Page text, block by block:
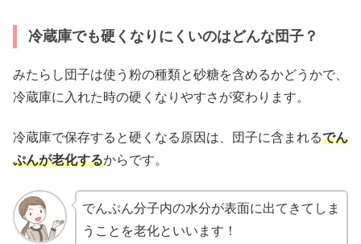
冷蔵庫でも硬くなりにくいのはどんな団子？
みたらし団子は使う粉の種類と砂糖を含めるかどうかで、
冷蔵庫に入れた時の硬くなりやすさが変わります。
冷蔵庫で保存すると硬くなる原因は、団子に含まれるでん
ぷんが老化するからです。
でんぷん分子内の水分が表面に出てきてしま
うことを老化といいます！